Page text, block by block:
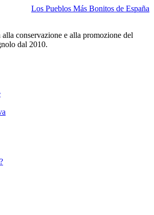
Los Pueblos Más Bonitos de España
conservazione e alla promozione del
dal 2010.